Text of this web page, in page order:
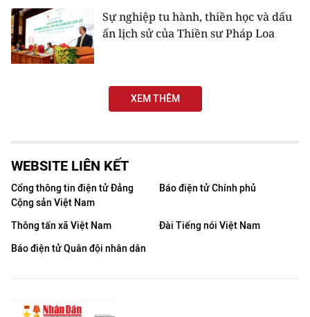
GIÁO DỤC
Y TẾ
KHOA HỌC - CÔNG NGHỆ
BẠN ĐỌC
KIỂM CHỨNG THÔNG TIN
TRI THỨC CHUYÊN SÂU
54 DÂN TỘC VIỆT NAM
MỘT SẢN PHẨM
Sự nghiệp tu hành, thiền học và dấu
ấn lịch sử của Thiền sư Pháp Loa
XEM THÊM
WEBSITE LIÊN KẾT
Cổng thông tin điện tử Đảng
Cộng sản Việt Nam
Báo điện tử Chính phủ
Thông tấn xã Việt Nam
Đài Tiếng nói Việt Nam
Báo điện tử Quân đội nhân dân